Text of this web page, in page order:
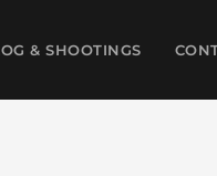
& SHOOTINGS